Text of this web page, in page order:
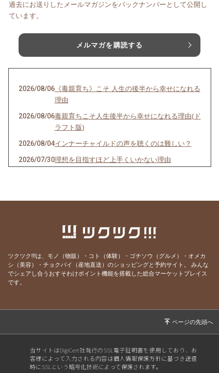
過去にお送りしたメールマガジンをバックナンバーとして公開し
ています。
メルマガを購読する
2026/08/06《毒親育ち》こそ 人生の後半から幸せになれる
理由
2026/08/06毒親育ちこそ人生後半から幸せになれる理由(ド
ラフト版)
2026/08/04インナーチャイルドの声を聴くのは難しい？
2026/07/30理想を目指すほど上手くいかない理由
とは？
ました💦
も怖くなくなります
2026/07/13世界を照らす《灯火》は私自身だった
2026/06/30自分のことが一番わからない
2026/06/29そりゃ売れないわけだ(苦笑)
2026/06/21「欲しい」を手放せば、願いは叶う
ツクツク!!!は、モノ（物販）・コト（体験）・ゴチソウ（グルメ）・オメカ
シ（美容）・チョクバイ（産地直送）のショッピングと予約サイト。
みんな
でシェアし合うおすそわけポイント機能を搭載した総合マーケットプレイス
です。
当サイトはDigiCert社発行のSSL電子証明書を使用しており、お
客様によって入力される内容は個人情報保護方針に基づき送信
時にSSLという暗号化技術によって保護されます。